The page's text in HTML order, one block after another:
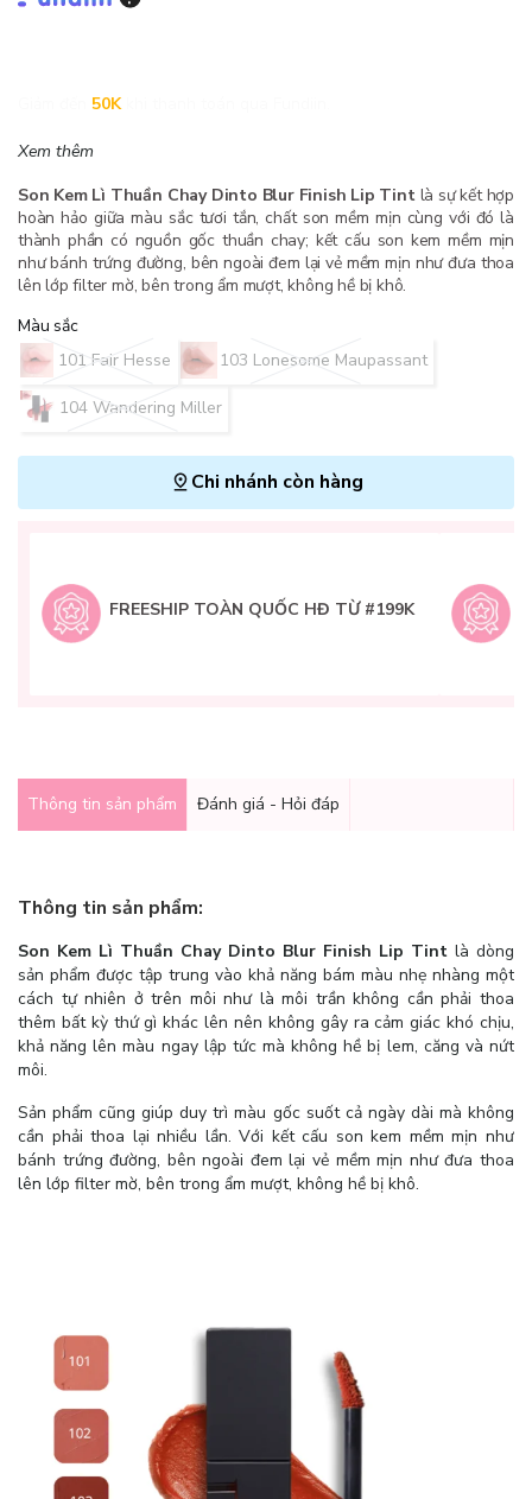
50K
Xem thêm
Son Kem Lì Thuần Chay Dinto Blur Finish Lip Tintlà sự kết hợp
hoàn hảo giữa màu sắc tươi tắn, chất son mềm mịn cùng với đó là
thành phần có nguồn gốc thuần chay; kết cấu son kem mềm mịn
như bánh trứng đường, bên ngoài đem lại vẻ mềm mịn như đưa thoa
lên lớp filter mờ, bên trong ẩm mượt, không hề bị khô.
Màu sắc
101 Fair Hesse
103 Lonesome Maupassant
104 Wandering Miller
Chi nhánh còn hàng
FREESHIP TOÀN QUỐC HĐ TỪ #199K
Thông tin sản phẩm Đánh giá - Hỏi đáp
Thông tin sản phẩm:
Son Kem Lì Thuần Chay Dinto Blur Finish Lip Tint là dòng
sản phẩm được tập trung vào khả năng bám màu nhẹ nhàng một
cách tự nhiên ở trên môi như là môi trần không cần phải thoa
thêm bất kỳ thứ gì khác lên nên không gây ra cảm giác khó chịu,
khả năng lên màu ngay lập tức mà không hề bị lem, căng và nứt
môi.
Sản phẩm cũng giúp duy trì màu gốc suốt cả ngày dài mà không
cần phải thoa lại nhiều lần. Với kết cấu son kem mềm mịn như
bánh trứng đường, bên ngoài đem lại vẻ mềm mịn như đưa thoa
lên lớp filter mờ, bên trong ẩm mượt, không hề bị khô.